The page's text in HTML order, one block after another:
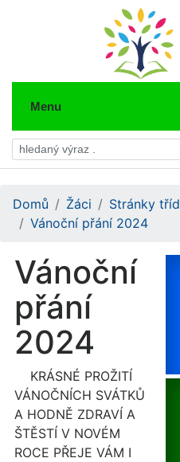
Menu
Domů Žáci Stránky tříd
Vánoční přání 2024
Vánoční
přání
2024
KRÁSNÉ PROŽITÍ
VÁNOČNÍCH SVÁTKŮ
A HODNĚ ZDRAVÍ A
ŠTĚSTÍ V NOVÉM
ROCE PŘEJE VÁM I